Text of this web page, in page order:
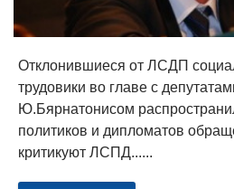
Отклонившиеся от ЛСДП
трудовики во главе с
Ю.Бярнатонисом
политиков и дипломатов
критикуют ЛСПД......